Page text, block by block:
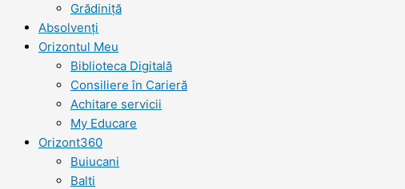
Grădiniță
Absolvenți
Orizontul Meu
Biblioteca Digitală
Consiliere în Carieră
Achitare servicii
My Educare
Orizont360
Buiucani
Balti